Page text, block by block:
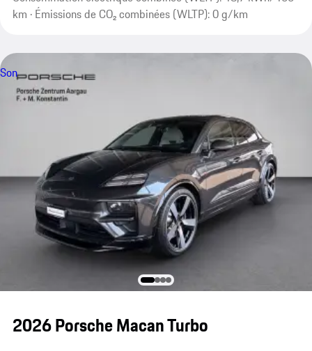
km · Émissions de CO₂ combinées (WLTP): 0 g/km
Son
2026 Porsche Macan Turbo